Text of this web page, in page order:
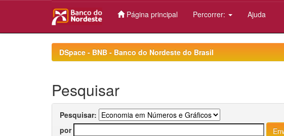
Página principal Percorrer: Ajuda
DSpace - BNB - Banco do Nordeste do Brasil
Pesquisar
Pesquisar:
por